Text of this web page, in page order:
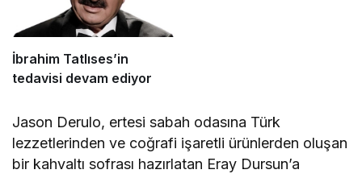
İbrahim Tatlıses’in
tedavisi devam ediyor
Jason Derulo, ertesi sabah odasına Türk
lezzetlerinden ve coğrafi işaretli ürünlerden oluşan
bir kahvaltı sofrası hazırlatan Eray Dursun’a